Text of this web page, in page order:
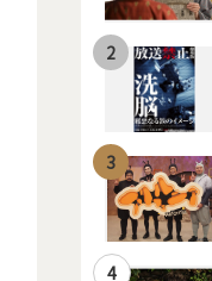
2
3
4